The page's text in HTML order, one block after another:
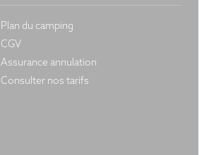
Plan du camping
CGV
Assurance annulation
Consulter nos tarifs